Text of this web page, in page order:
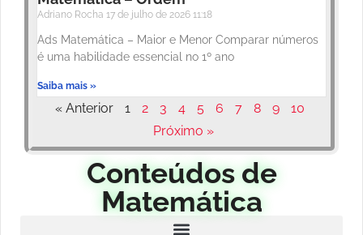
Adriano Rocha 17 de julho de 2026 11:18
Ads Matemática – Maior e Menor Comparar números
é uma habilidade essencial no 1º ano
Saiba mais »
« Anterior 1 2 3 4 5 6 7 8 9
10
Próximo »
Conteúdos de
Matemática